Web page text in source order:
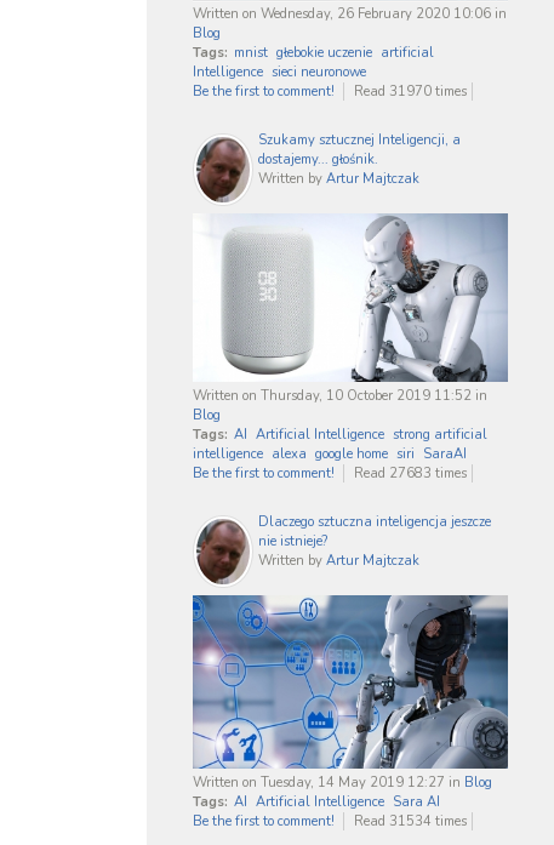
Written on Wednesday, 26 February 2020 10:06 in
Blog
Tags: mnist głebokie uczenie artificial
Intelligence sieci neuronowe
Be the first to comment!
Read 31970 times
Szukamy sztucznej Inteligencji, a
dostajemy... głośnik.
Written by Artur Majtczak
Written on Thursday, 10 October 2019 11:52 in
Blog
Tags: AI Artificial Intelligence strong artificial
intelligence alexa google home siri SaraAI
Be the first to comment!
Read 27683 times
Dlaczego sztuczna inteligencja jeszcze
nie istnieje?
Written by Artur Majtczak
Written on Tuesday, 14 May 2019 12:27 in Blog
Tags: AI Artificial Intelligence Sara AI
Be the first to comment!
Read 31534 times